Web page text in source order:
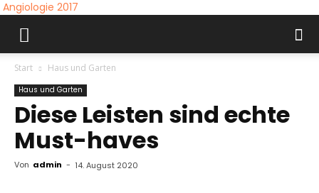
Angiologie 2017
Start Haus und Garten
Haus und Garten
Diese Leisten sind echte
Must-haves
Von admin - 14. August 2020